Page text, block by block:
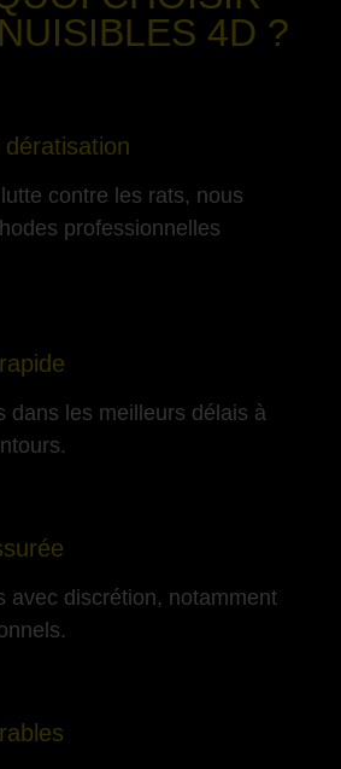
4D ?
contre les rats, nous
professionnelles
dans les meilleurs délais à
avec discrétion, notamment